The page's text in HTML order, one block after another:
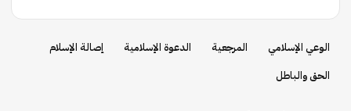
الوعي الإسلامي المرجعية الدعوة الإسلامية
إصالة الإسلام
الحق والباطل